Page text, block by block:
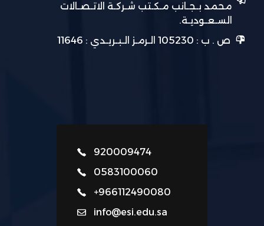
محمد بـجـانب مـكـتب شـركـة الاتـصـالات
السـعـوديـة.
ص . ب : 105230 الـرمـز الـبـريـدي : 11646
920009474
0583100060
+966112490080
info@esi.edu.sa